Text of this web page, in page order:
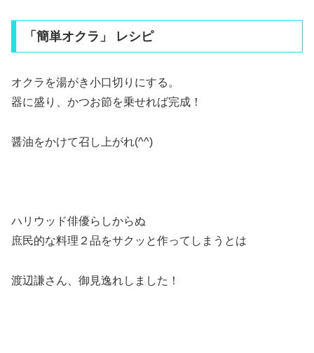
「簡単オクラ」 レシピ
オクラを湯がき小口切りにする。
器に盛り、かつお節を乗せれば完成！
醤油をかけて召し上がれ(^^)
ハリウッド俳優らしからぬ
庶民的な料理２品をサクッと作ってしまうとは
渡辺謙さん、御見逸れしました！